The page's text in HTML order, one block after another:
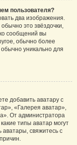
пользователя?
два изображения.
это звёздочки,
сообщений вы
обычно более
уникально для
добавить аватару с
«Галерея аватар»,
От администратора
типы аватар могут
свяжитесь с